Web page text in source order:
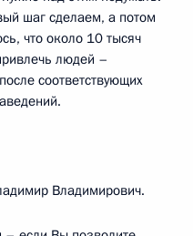
шаг сделаем, а потом
что около 10 тысяч
людей –
соответствующих
Владимирович.